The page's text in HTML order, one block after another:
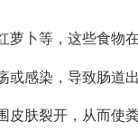
萝卜等，这些食物
感染，导致肠道
肤裂开，从而使粪